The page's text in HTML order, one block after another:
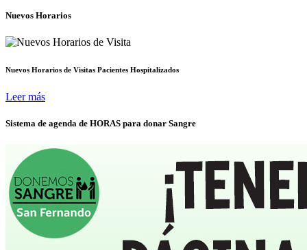
Nuevos Horarios
Nuevos Horarios de Visitas Pacientes Hospitalizados
Leer más
Sistema de agenda de HORAS para donar Sangre